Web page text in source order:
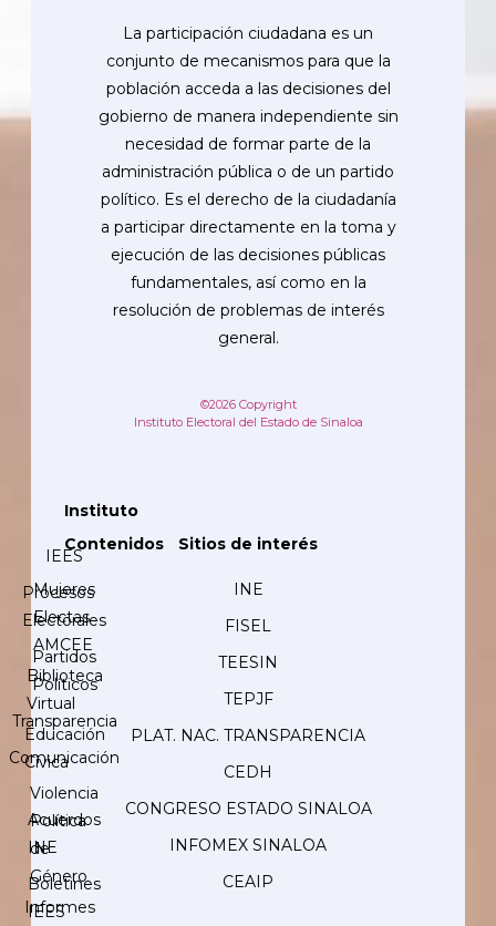
La participación ciudadana es un
conjunto de mecanismos para que la
población acceda a las decisiones del
gobierno de manera independiente sin
necesidad de formar parte de la
administración pública o de un partido
político. Es el derecho de la ciudadanía
a participar directamente en la toma y
ejecución de las decisiones públicas
fundamentales, así como en la
resolución de problemas de interés
general.
©2026 Copyright
Instituto Electoral del Estado de Sinaloa
Instituto
IEES
Procesos
Electorales
Partidos
Políticos
Transparencia
Comunicación
Acuerdos
INE
Boletines
IEES
Contenidos
Mujeres
Electas
AMCEE
Biblioteca
Virtual
Educación
Cívica
Violencia
Política
de
Género
Informes
Sitios de interés
INE
FISEL
TEESIN
TEPJF
PLAT. NAC. TRANSPARENCIA
CEDH
CONGRESO ESTADO SINALOA
INFOMEX SINALOA
CEAIP